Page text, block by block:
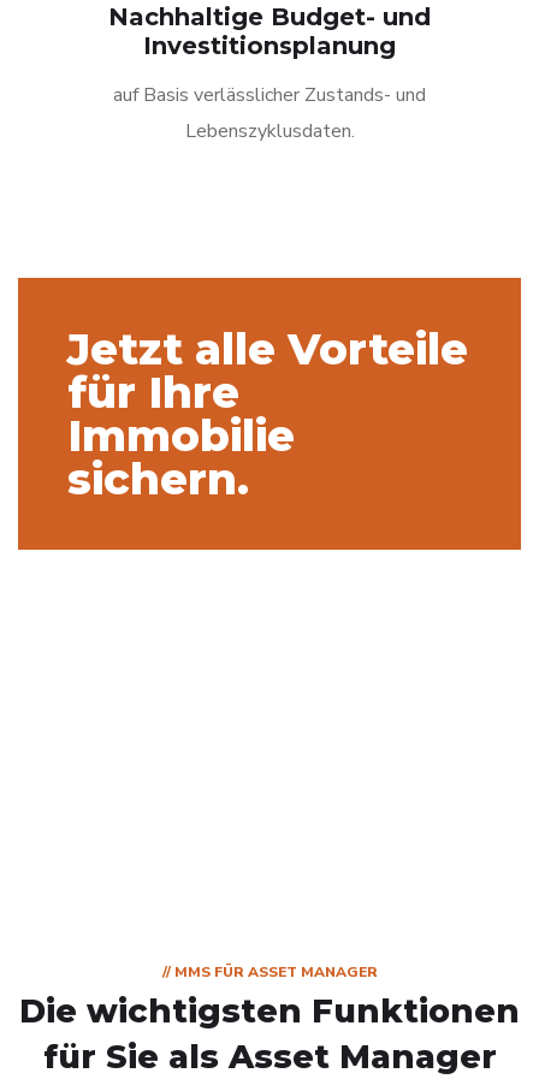
Nachhaltige Budget- und
Investitionsplanung
auf Basis verlässlicher Zustands- und
Lebenszyklusdaten.
Jetzt alle Vorteile
für Ihre
Immobilie
sichern.
// MMS FÜR ASSET MANAGER
Die wichtigsten Funktionen
für Sie als Asset Manager